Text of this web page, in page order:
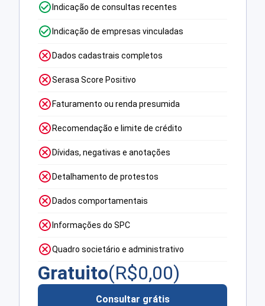
Indicação de consultas recentes
Indicação de empresas vinculadas
Dados cadastrais completos
Serasa Score Positivo
Faturamento ou renda presumida
Recomendação e limite de crédito
Dívidas, negativas e anotações
Detalhamento de protestos
Dados comportamentais
Informações do SPC
Quadro societário e administrativo
Gratuito(R$0,00)
Consultar grátis